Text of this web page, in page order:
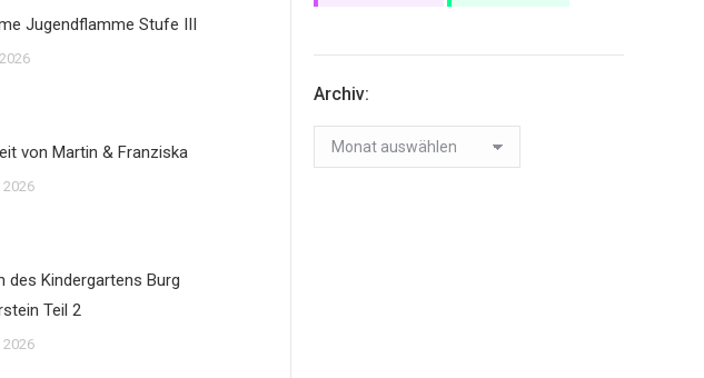
Jugendflamme Stufe III
von Martin & Franziska
2026
des Kindergartens Burg
Teil 2
2026
Archiv:
Archiv: